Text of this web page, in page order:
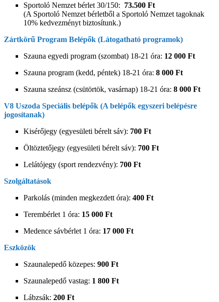
Sportoló Nemzet bérlet 30/150: 73.500 Ft
(A Sportoló Nemzet bérletből a Sportoló Nemzet tagoknak
10% kedvezményt biztosítunk.)
Zártkörű Program Belépők (Látogatható programok)
Szauna egyedi program (szombat) 18-21 óra: 12 000 Ft
Szauna program (kedd, péntek) 18-21 óra: 8 000 Ft
Szauna szeánsz (csütörtök, vasárnap) 18-21 óra: 8 000 Ft
V8 Uszoda Speciális belépők (A belépők egyszeri belépésre
jogosítanak)
Kisérőjegy (egyesületi bérelt sáv): 700 Ft
Öltöztetőjegy (egyesületi bérelt sáv): 700 Ft
Lelátójegy (sport rendezvény): 700 Ft
Szolgáltatások
Parkolás (minden megkezdett óra): 400 Ft
Terembérlet 1 óra: 15 000 Ft
Medence sávbérlet 1 óra: 17 000 Ft
Eszközök
Szaunalepedő közepes: 900 Ft
Szaunalepedő vastag: 1 800 Ft
Lábzsák: 200 Ft